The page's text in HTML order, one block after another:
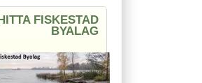
FISKESTAD
BYALAG